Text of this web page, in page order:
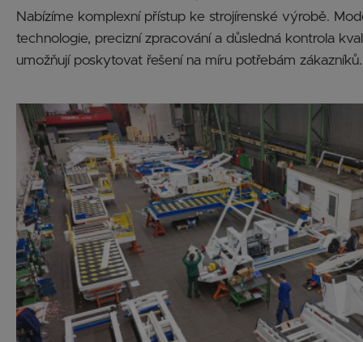
Nabízíme komplexní přístup ke strojírenské výrobě.
technologie, precizní zpracování a důsledná kontrola
umožňují poskytovat řešení na míru potřebám zákazníků.